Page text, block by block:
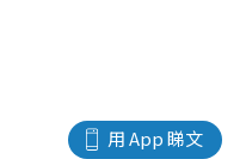
用 App 睇文